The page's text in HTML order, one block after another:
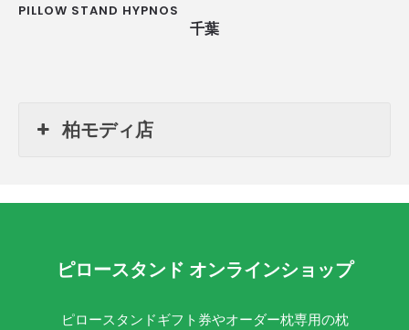
PILLOW STAND HYPNOS
千葉
柏モディ店
ピロースタンド オンラインショップ
ピロースタンドギフト券やオーダー枕専用の枕